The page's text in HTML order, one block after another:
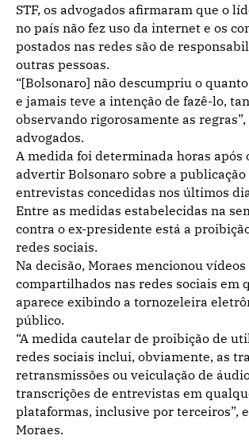
STF, os advogados afirmaram que o
no país não fez uso da internet e os
postados nas redes são de
outras pessoas.
“[Bolsonaro] não descumpriu o
e jamais teve a intenção de fazê-lo,
observando rigorosamente as regras”,
advogados.
A medida foi determinada horas após
advertir Bolsonaro sobre a
entrevistas concedidas nos últimos
Entre as medidas estabelecidas na
contra o ex-presidente está a
redes sociais.
Na decisão, Moraes mencionou vídeos
compartilhados nas redes sociais em
aparece exibindo a tornozeleira
público.
“A medida cautelar de proibição de
redes sociais inclui, obviamente, as
retransmissões ou veiculação de
transcrições de entrevistas em
plataformas, inclusive por terceiros”,
Moraes.